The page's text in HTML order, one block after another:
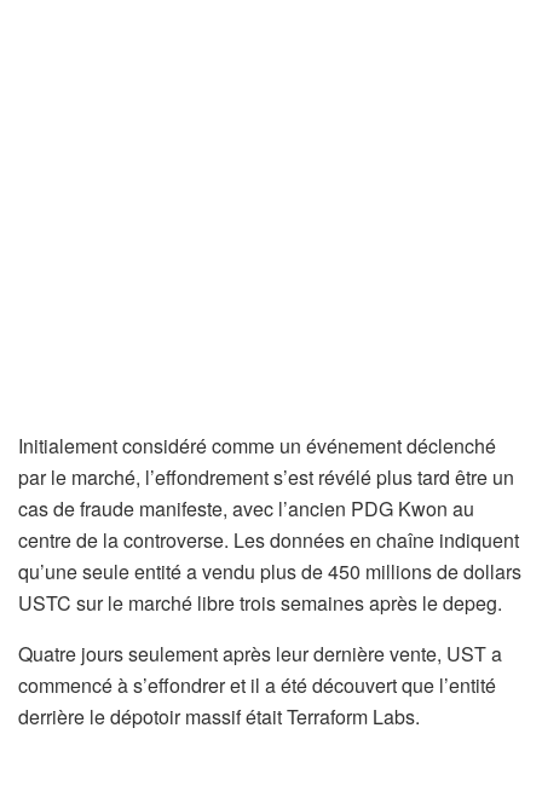
Initialement considéré comme un événement déclenché
par le marché, l’effondrement s’est révélé plus tard être un
cas de fraude manifeste, avec l’ancien PDG Kwon au
centre de la controverse. Les données en chaîne indiquent
qu’une seule entité a vendu plus de 450 millions de dollars
USTC sur le marché libre trois semaines après le depeg.
Quatre jours seulement après leur dernière vente, UST a
commencé à s’effondrer et il a été découvert que l’entité
derrière le dépotoir massif était Terraform Labs.